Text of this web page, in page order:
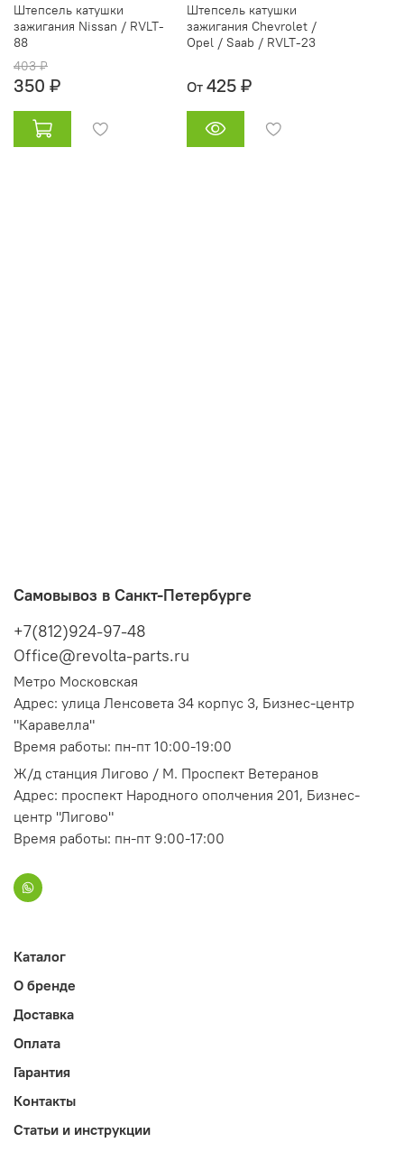
Штепсель катушки
зажигания Nissan / RVLT-
88
403 ₽
350 ₽
Штепсель катушки
зажигания Сhevrolet /
Opel / Saab / RVLT-23
От 425 ₽
Самовывоз в Санкт-Петербурге
+7(812)924-97-48
Office@revolta-parts.ru
Метро Московская
Адрес: улица Ленсовета 34 корпус 3, Бизнес-центр
"Каравелла"
Время работы: пн-пт 10:00-19:00
Ж/д станция Лигово / М. Проспект Ветеранов
Адрес: проспект Народного ополчения 201, Бизнес-
центр "Лигово"
Время работы: пн-пт 9:00-17:00
Каталог
О бренде
Доставка
Оплата
Гарантия
Контакты
Статьи и инструкции